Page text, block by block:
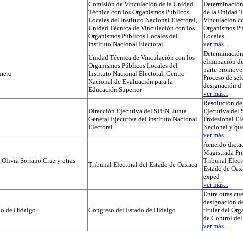
Comisión de Vinculación de la Unidad
Técnica con los Organismos Públicos
Locales del Instituto Nacional Electoral,
Unidad Técnica de Vinculación con los
Organismos Públicos Locales del
Instituto Nacional Electoral
de la Unidad
Vinculación
Organismos
Locales
ver más...
Unidad Técnica de Vinculación con los
Organismos Públicos Locales del
Instituto Nacional Electoral, Centro
Nacional de Evaluación para la
Educación Superior
eliminación
parte
Proceso de
designación d
ver más...
Dirección Ejecutiva del SPEN, Junta
General Ejecutiva del Instituto Nacional
Electoral
Resolución
Ejecutiva del
Profesional
Nacional y
ver más...
Soriano Cruz y otras
Tribunal Electoral del Estado de Oaxaca
Acuerdo
Magistrada
Tribunal
Estado de
exped
ver más...
de Hidalgo Congreso del Estado de Hidalgo
Entre otras
designación
titular del
de Control
ver más...